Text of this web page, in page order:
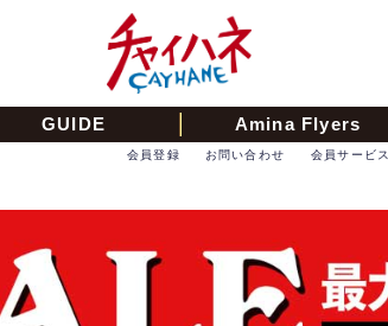
GUIDE Amina Flyers
会員サービス
お問い合わせ
会員登録